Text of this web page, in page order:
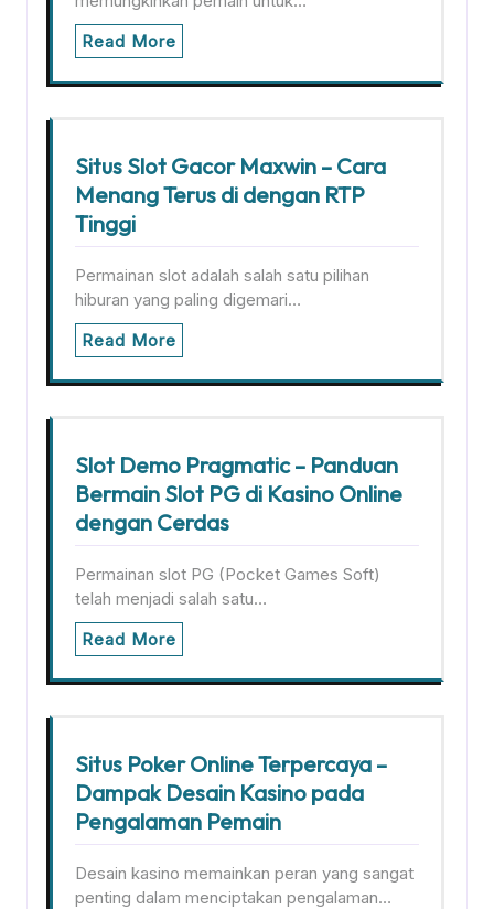
Read More
Situs Slot Gacor Maxwin – Cara
Menang Terus di dengan RTP
Tinggi
Permainan slot adalah salah satu pilihan
hiburan yang paling digemari…
Read More
Slot Demo Pragmatic – Panduan
Bermain Slot PG di Kasino Online
dengan Cerdas
Permainan slot PG (Pocket Games Soft)
telah menjadi salah satu…
Read More
Situs Poker Online Terpercaya –
Dampak Desain Kasino pada
Pengalaman Pemain
Desain kasino memainkan peran yang sangat
penting dalam menciptakan pengalaman…